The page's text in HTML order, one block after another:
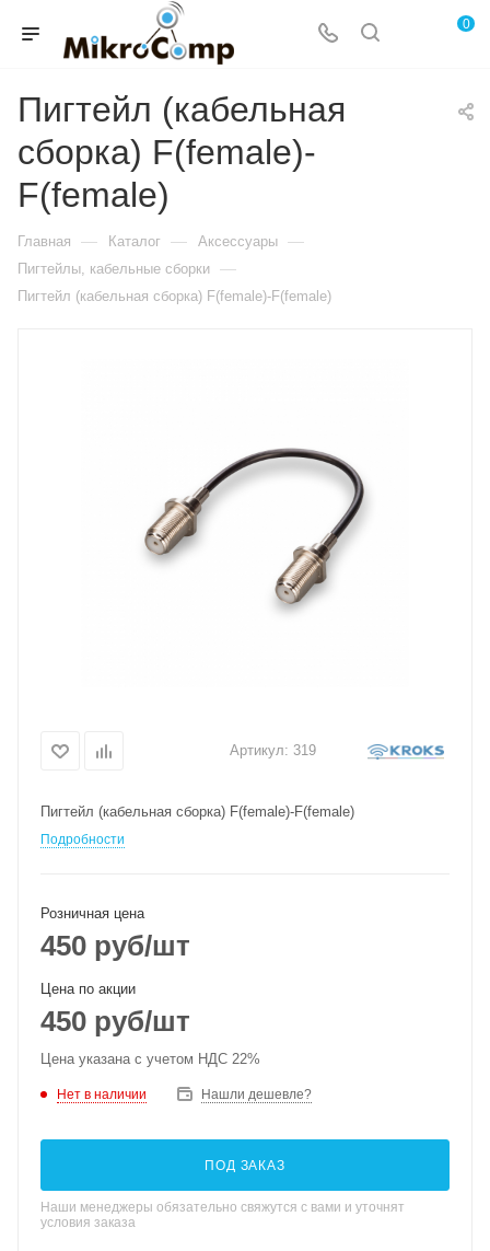
0
Пигтейл (кабельная
сборка) F(female)-
F(female)
Главная — Каталог — Аксессуары —
Пигтейлы, кабельные сборки —
Пигтейл (кабельная сборка) F(female)-F(female)
Артикул: 319
Пигтейл (кабельная сборка) F(female)-F(female)
Подробности
Розничная цена
450 руб/шт
Цена по акции
450 руб/шт
Цена указана с учетом НДС 22%
Нет в наличии Нашли дешевле?
ПОД ЗАКАЗ
Наши менеджеры обязательно свяжутся с вами и уточнят
условия заказа